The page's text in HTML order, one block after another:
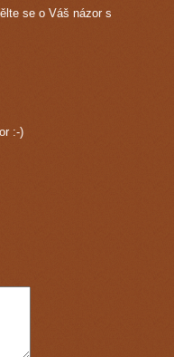
se o Váš názor s
:-)